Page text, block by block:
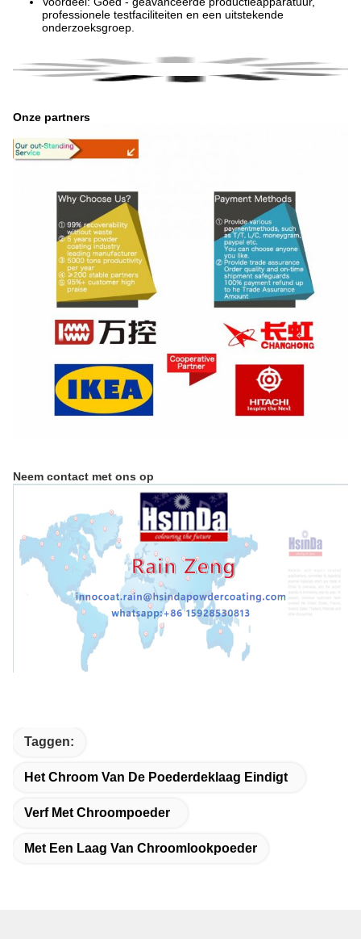
professionele testfaciliteiten en een uitstekende
onderzoeksgroep.
Onze partners
Neem contact met ons op
Taggen:
Het Chroom Van De Poederdeklaag Eindigt
Verf Met Chroompoeder
Met Een Laag Van Chroomlookpoeder